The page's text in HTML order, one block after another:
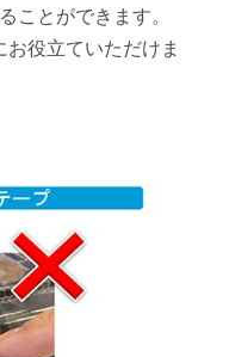
ことができます。
役立ていただけま